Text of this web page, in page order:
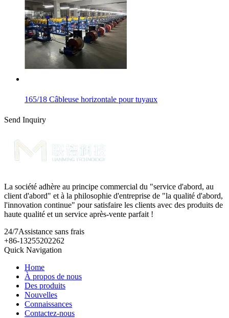
165/18 Câbleuse horizontale pour tuyaux
Send Inquiry
La société adhère au principe commercial du "service d'abord, au
client d'abord" et à la philosophie d'entreprise de "la qualité d'abord,
l'innovation continue" pour satisfaire les clients avec des produits de
haute qualité et un service après-vente parfait !
24/7Assistance sans frais
+86-13255202262
Quick Navigation
Home
À propos de nous
Des produits
Nouvelles
Connaissances
Contactez-nous